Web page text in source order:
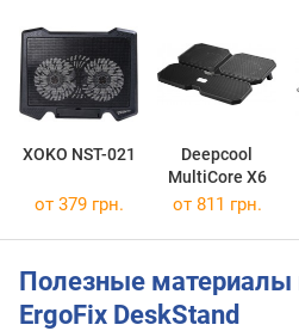
XOKO NST-021
Deepcool
MultiCore X6
от 379 грн. от 811 грн.
Полезные материалы
ErgoFix DeskStand